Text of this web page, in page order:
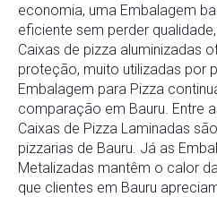
economia, uma Embalagem
eficiente sem perder
Caixas de pizza aluminizadas
proteção, muito utilizadas por
Embalagem para Pizza
comparação em Bauru. Entre
Caixas de Pizza Laminadas
pizzarias de Bauru. Já as
Metalizadas mantêm o calor
que clientes em Bauru